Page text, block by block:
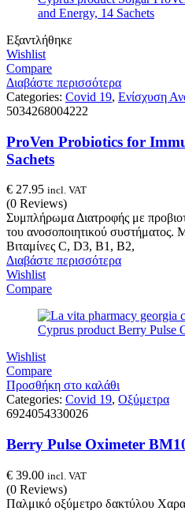
Εξαντλήθηκε
Wishlist
Compare
Διαβάστε περισσότερα
Categories: Covid 19, Ενίσχυση
5034268004222
ProVen Probiotics for
Sachets
€ 27.95 incl. VAT
(0 Reviews)
Συμπλήρωμα Διατροφής με
του ανοσοποιητικού
Βιταμίνες C, D3, B1, B2,
Διαβάστε περισσότερα
Wishlist
Compare
Wishlist
Compare
Προσθήκη στο καλάθι
Categories: Covid 19, Οξύμετρα
6924054330026
Berry Pulse Oximeter
€ 39.00 incl. VAT
(0 Reviews)
Παλμικό οξύμετρο δακτύλου